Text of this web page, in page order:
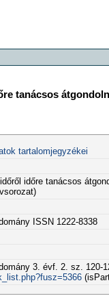
tanácsos
tartalomjegyzékei
időre tanácsos
ISSN 1222-8338
3. évf. 2. sz. 120-